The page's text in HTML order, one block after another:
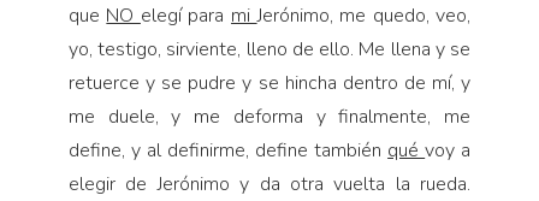
que NO elegí para miJerónimo, me quedo, veo,
yo, testigo, sirviente, lleno de ello. Me llena y se
retuerce y se pu­dre y se hincha dentro de mí, y
me duele, y me deforma y finalmente, me
define, y al definirme, define también quévoy a
elegir de Jerónimo y da otra vuelta la rueda.